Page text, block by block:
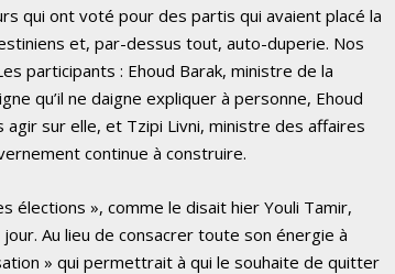
qui ont voté pour des partis qui avaient placé la
et, par-dessus tout, auto-duperie. Nos
participants : Ehoud Barak, ministre de la
qu’il ne daigne expliquer à personne, Ehoud
sur elle, et Tzipi Livni, ministre des affaires
continue à construire.
élections », comme le disait hier Youli Tamir,
Au lieu de consacrer toute son énergie à
» qui permettrait à qui le souhaite de quitter